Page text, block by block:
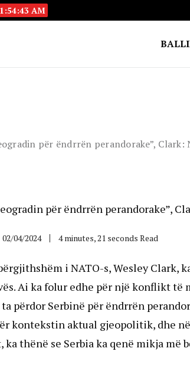
AM
për ëndrrën perandorake”, Clark:
për ëndrrën perandorake”,
02/04/2024 4 minutes, 21 seconds Read
i NATO-s, Wesley Clark,
Ai ka folur edhe për një konflikt
përdor Serbinë për ëndrrën
kontekstin aktual gjeopolitik, dhe
thënë se Serbia ka qenë mikja më